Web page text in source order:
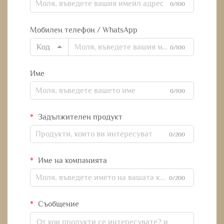
0/100
Мобилен телефон / WhatsApp
Код
0/100
Име
0/100
Задължителен продукт
0/200
Име на компанията
0/200
Съобщение